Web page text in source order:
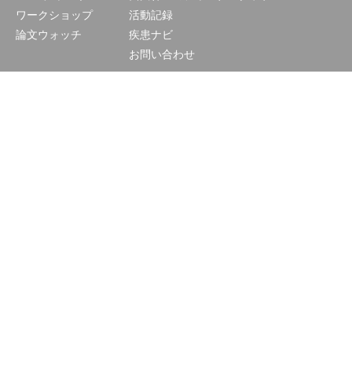
ワークショップ
論文ウォッチ
活動記録
疾患ナビ
お問い合わせ